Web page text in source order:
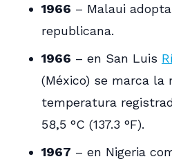
1966 – Malaui
republicana.
1966 – en San Luis
(México) se marca la
temperatura
58,5 °C (137.3 °F).
1967 – en Nigeria